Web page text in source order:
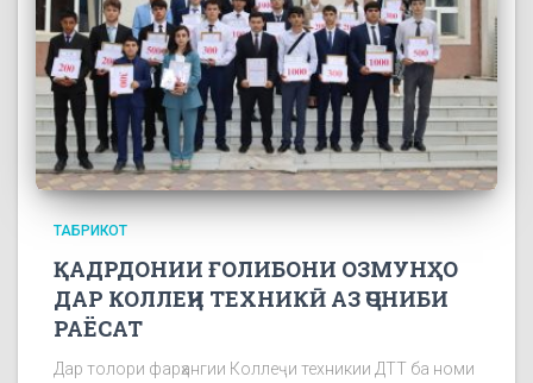
ТАБРИКОТ
ҚАДРДОНИИ ҒОЛИБОНИ ОЗМУНҲО
ДАР КОЛЛЕҶИ ТЕХНИКӢ АЗ ҶОНИБИ
РАЁСАТ
Дар толори фарҳангии Коллеҷи техникии ДТТ ба номи